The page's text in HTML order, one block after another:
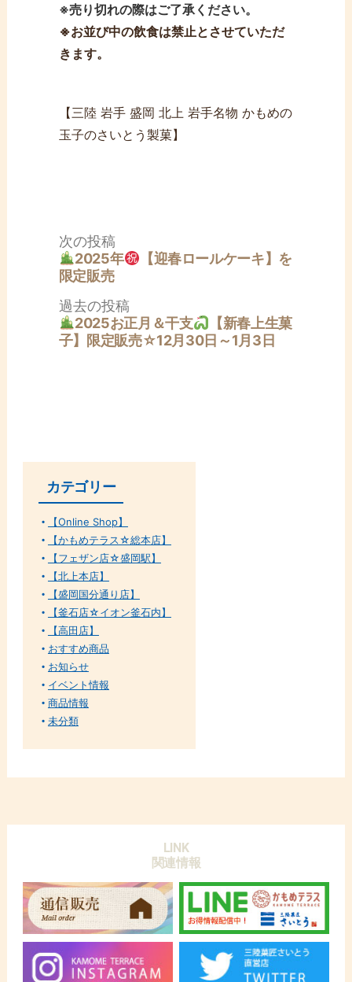
※売り切れの際はご了承ください。
※お並び中の飲食は禁止とさせていただ
きます。
【三陸 岩手 盛岡 北上 岩手名物 かもめの
玉子のさいとう製菓】
過去の投稿過
去
の
2025お正月＆干支
【新春上生菓
子】限定販売☆12月30日～1月3日
次の投稿次
の
投
2025年
【迎春ロールケーキ】を
限定販売
カテゴリー
【Online Shop】
【かもめテラス☆総本店】
【フェザン店☆盛岡駅】
【北上本店】
【盛岡国分通り店】
【釜石店☆イオン釜石内】
【高田店】
おすすめ商品
お知らせ
イベント情報
商品情報
未分類
LINK
関連情報